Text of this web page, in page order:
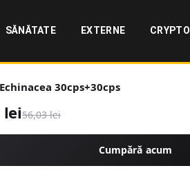
SĂNĂTATE EXTERNE CRYPTO
30cps+30cps
lei56,03 lei
Cumpără acum